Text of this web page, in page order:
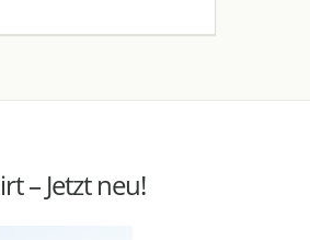
– Jetzt neu!